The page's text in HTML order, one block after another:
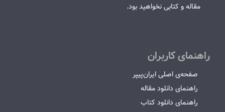
مقاله و کتابی نخواهید بود.
راهنمای کاربران
صفحه‌ی اصلی ایران‌پیپر
راهنمای دانلود مقاله
راهنمای دانلود کتاب